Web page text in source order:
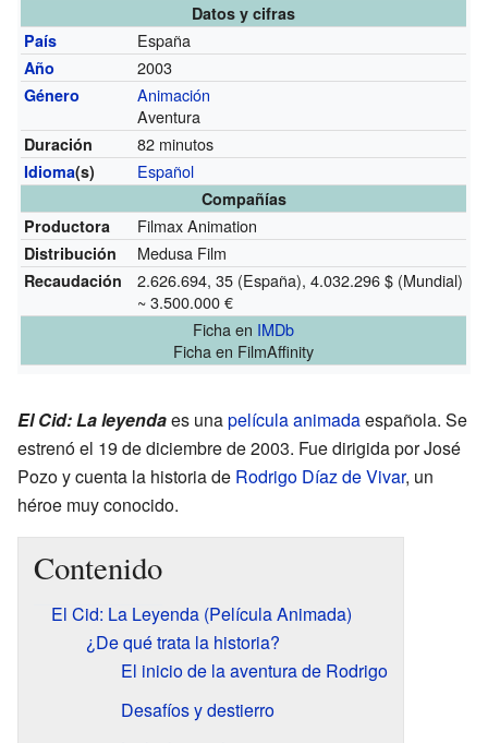
Datos y cifras
País
España
Año 2003
Género
Animación
Aventura
Duración 82 minutos
Idioma(s) Español
Compañías
Productora
Filmax Animation
Distribución Medusa Film
Recaudación
2.626.694, 35 (España), 4.032.296 $ (Mundial)
~ 3.500.000 €
Ficha en IMDb
Ficha en FilmAffinity
El Cid: La leyendaes unapelícula animadaespañola. Se
estrenó el 19 de diciembre de 2003. Fue dirigida por José
Pozo y cuenta la historia de Rodrigo Díaz de Vivar, un
héroe muy conocido.
Contenido
El Cid: La Leyenda (Película Animada)
¿De qué trata la historia?
El inicio de la aventura de Rodrigo
Desafíos y destierro